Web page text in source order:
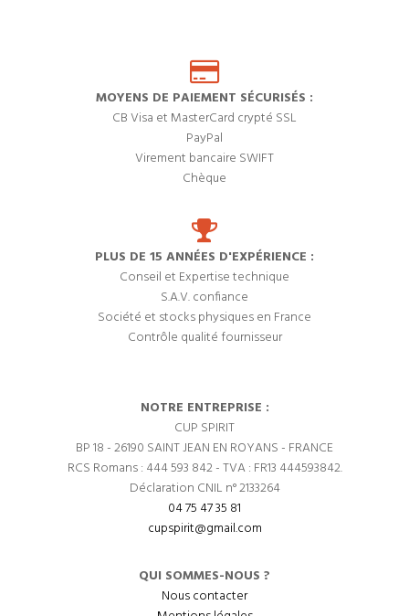
MOYENS DE PAIEMENT SÉCURISÉS :
CB Visa et MasterCard crypté SSL
PayPal
Virement bancaire SWIFT
Chèque
PLUS DE 15 ANNÉES D'EXPÉRIENCE :
Conseil et Expertise technique
S.A.V. confiance
Société et stocks physiques en France
Contrôle qualité fournisseur
NOTRE ENTREPRISE :
CUP SPIRIT
BP 18 - 26190 SAINT JEAN EN ROYANS - FRANCE
RCS Romans : 444 593 842 - TVA : FR13 444593842.
Déclaration CNIL n° 2133264
04 75 47 35 81
cupspirit@gmail.com
QUI SOMMES-NOUS ?
Nous contacter